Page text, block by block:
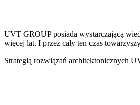
UVT GROUP posiada wystarczającą
więcej lat. I przez cały ten czas
Strategią rozwiązań architektonicznych